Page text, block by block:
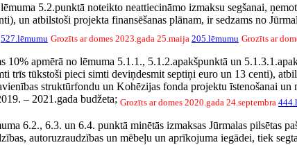
5.2.punktā noteikto neattiecināmo izmaksu segšanai,
un atbilstoši projekta finansēšanas plānam, ir sedzams no
527.lēmumu Grozīts ar domes 2023.gada 25.maija 205.lēmumu Grozīts ar
10% apmērā no lēmuma 5.1.1., 5.1.2.apakšpunktā un
trīs tūkstoši pieci simti deviņdesmit septiņi euro un 13 centi),
struktūrfondu un Kohēzijas fonda projektu īstenošanai
– 2021.gada budžeta; Grozīts ar domes 2020.gada 24.septembra
6.2., 6.3. un 6.4. punktā minētās izmaksas Jūrmalas pilsētas
autoruzraudzības un mēbeļu un aprīkojuma iegādei, tiek